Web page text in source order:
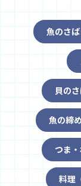
魚のさ
貝の
魚の締
つま
料理